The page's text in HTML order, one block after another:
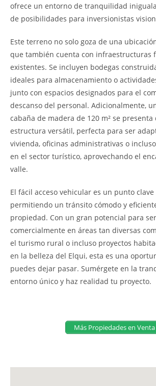
ofrece un entorno de tranquilidad
de posibilidades para inversionistas
Este terreno no solo goza de una
que también cuenta con infraestructuras
existentes. Se incluyen bodegas
ideales para almacenamiento o
junto con espacios designados para el
descanso del personal. Adicionalmente,
cabaña de madera de 120 m² se presenta
estructura versátil, perfecta para ser
vivienda, oficinas administrativas o
en el sector turístico, aprovechando el
valle.
El fácil acceso vehicular es un punto clave
permitiendo un tránsito cómodo y
propiedad. Con un gran potencial para
comercialmente en áreas tan diversas
el turismo rural o incluso proyectos
en la belleza del Elqui, esta es una
puedes dejar pasar. Sumérgete en la
entorno único y haz realidad tu proyecto.
Más Propiedades en Venta